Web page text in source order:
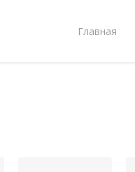
Главная